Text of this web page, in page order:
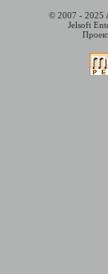
© 2007 - 2025
Jelsoft